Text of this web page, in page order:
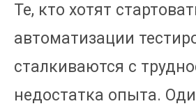
Те, кто хотят
автоматизации
сталкиваются с
недостатка опыта.